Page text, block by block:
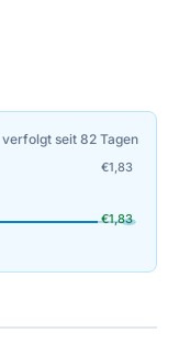
verfolgt seit 82 Tagen
€1,83
€1,83